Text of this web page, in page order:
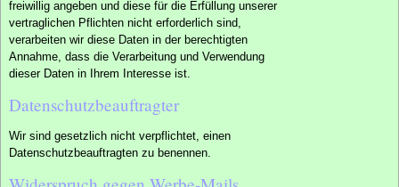
freiwillig angeben und diese für die Erfüllung unserer
vertraglichen Pflichten nicht erforderlich sind,
verarbeiten wir diese Daten in der berechtigten
Annahme, dass die Verarbeitung und Verwendung
dieser Daten in Ihrem Interesse ist.
Datenschutzbeauftragter
Wir sind gesetzlich nicht verpflichtet, einen
Datenschutzbeauftragten zu benennen.